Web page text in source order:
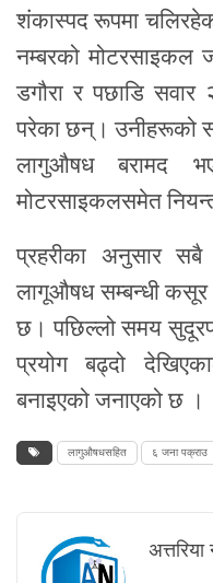
शंकास्पद रूपमा
नम्बरको मोटरसाइकल
डगौरा र पछाडि सवार
परेका छन्। उनीहरूको
लागुऔषध बरामद
मोटरसाइकलसमेत
प्रहरीका अनुसार सबै
लागूऔषध सम्बन्धी कसूर
छ। पछिल्लो समय
प्रयोग बढ्दो
बनाइएको जनाएको छ ।
लागुऔषधसहित ६ जना पक्राउ